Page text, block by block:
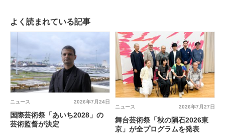
よく読まれている記事
2026年7月24日
ニュース
国際芸術祭「あいち2028」の
芸術監督が決定
2026年7月27日
ニュース
舞台芸術祭「秋の隕石2026東
京」が全プログラムを発表